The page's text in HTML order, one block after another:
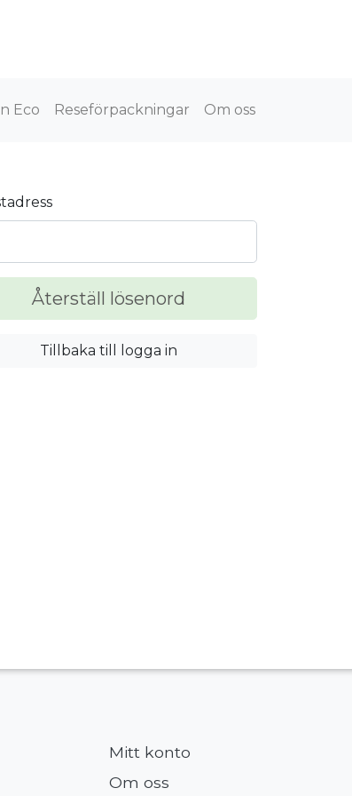
Eco Reseförpackningar Om oss
Återställ lösenord
Tillbaka till logga in
Mitt konto
Om oss